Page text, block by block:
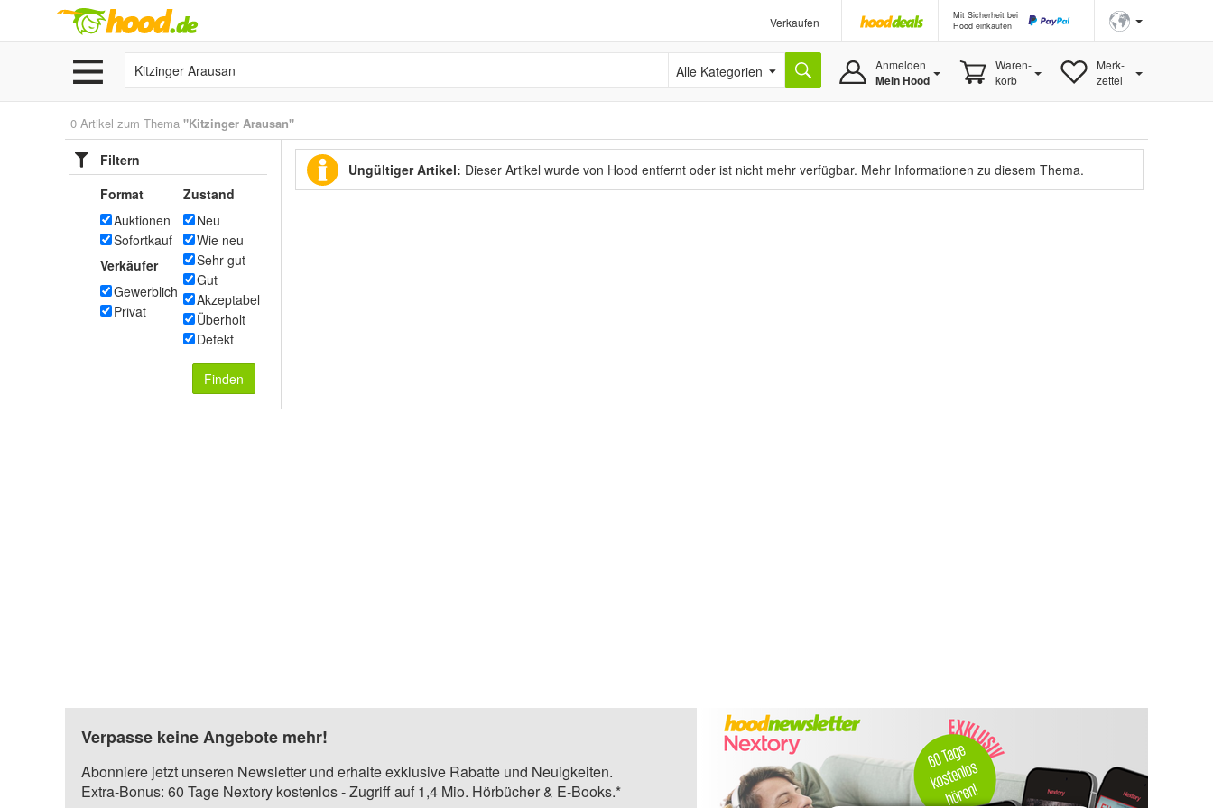
Verkaufen
Mit Sicherheit bei
Hood einkaufen
Alle Kategorien Anmelden
Mein Hood
Waren-
korb
Merk-
zettel
0 Artikel zum Thema "Kitzinger Arausan"
Filtern
Format
Auktionen
Sofortkauf
Verkäufer
Gewerblich
Privat
Zustand
Neu
Wie neu
Sehr gut
Gut
Akzeptabel
Überholt
Defekt
Finden
Ungültiger Artikel: Dieser Artikel wurde von Hood entfernt oder ist nicht mehr verfügbar. Mehr Informationen zu diesem Thema.
Verpasse keine Angebote mehr!
Abonniere jetzt unseren Newsletter und erhalte exklusive Rabatte und Neuigkeiten.
Extra-Bonus: 60 Tage Nextory kostenlos - Zugriff auf 1,4 Mio. Hörbücher & E-Books.*